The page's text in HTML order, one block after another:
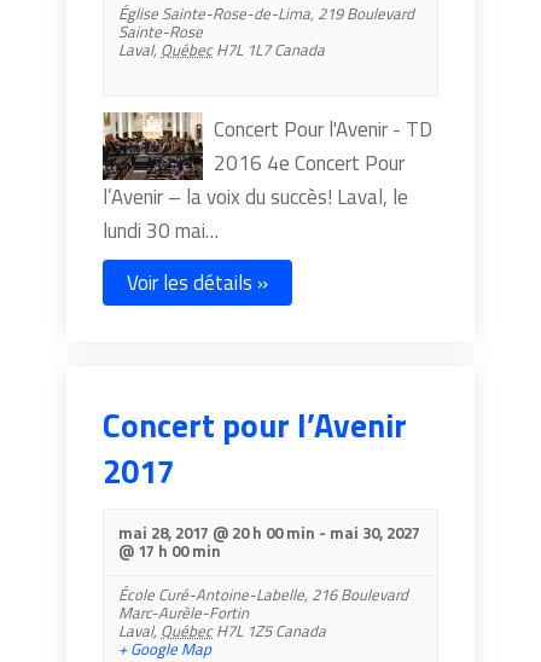
Église Sainte-Rose-de-Lima, 219 Boulevard
Sainte-Rose
Laval, Québec H7L 1L7 Canada
Concert Pour l'Avenir - TD
2016 4e Concert Pour
l’Avenir – la voix du succès! Laval, le
lundi 30 mai…
Voir les détails »
Concert pour l’Avenir
2017
mai 28, 2017 @ 20 h 00 min - mai 30, 2027
@ 17 h 00 min
École Curé-Antoine-Labelle, 216 Boulevard
Marc-Aurèle-Fortin
Laval, Québec H7L 1Z5 Canada
+ Google Map